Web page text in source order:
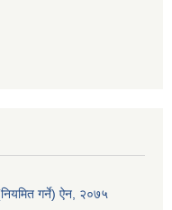
गर्ने) ऐन, २०७५